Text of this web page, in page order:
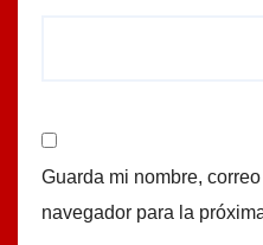
Guarda mi nombre,
navegador para la